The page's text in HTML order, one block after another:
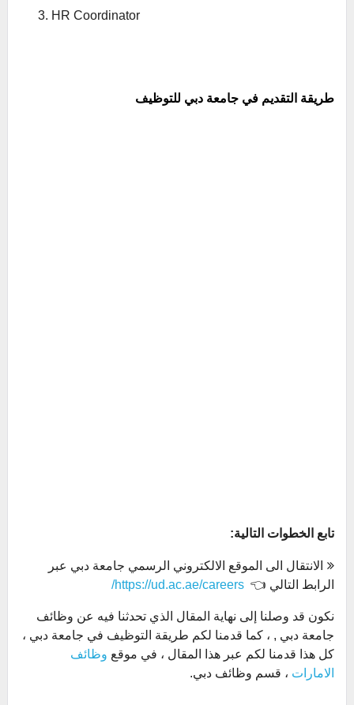
HR Coordinator
طريقة التقديم في جامعة دبي للتوظيف
تابع الخطوات التالية:
الانتقال الى الموقع الالكتروني الرسمي جامعة دبي عبر
الرابط التالي 👈 https://ud.ac.ae/careers/
نكون قد وصلنا إلى نهاية المقال الذي تحدثنا فيه عن وظائف
جامعة دبي , ، كما قدمنا لكم طريقة التوظيف في جامعة دبي ،
كل هذا قدمنا لكم عبر هذا المقال ، في موقع وظائف
الامارات ، قسم وظائف دبي.